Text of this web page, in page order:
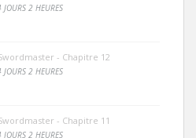
2 HEURES
- Chapitre 12
2 HEURES
- Chapitre 11
2 HEURES